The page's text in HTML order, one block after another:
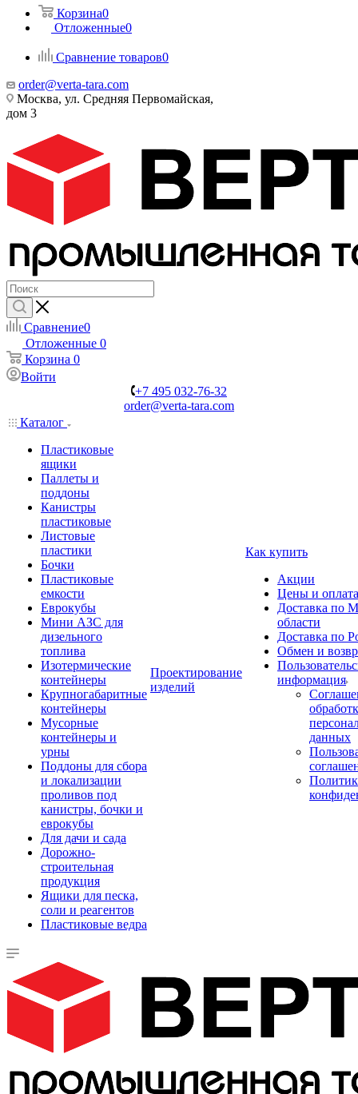
Корзина0
Отложенные0
Сравнение товаров0
order@verta-tara.com
Москва, ул. Средняя Первомайская,
дом 3
Сравнение0
Отложенные 0
Корзина 0
Войти
+7 495 032-76-32
order@verta-tara.com
Каталог
Пластиковые
ящики
Паллеты и
поддоны
Канистры
пластиковые
Листовые
пластики
Бочки
Пластиковые
емкости
Еврокубы
Мини АЗС для
дизельного
топлива
Изотермические
контейнеры
Крупногабаритные
контейнеры
Мусорные
контейнеры и
урны
Поддоны для сбора
и локализации
проливов под
канистры, бочки и
еврокубы
Для дачи и сада
Дорожно-
строительная
продукция
Ящики для песка,
соли и реагентов
Пластиковые ведра
Проектирование
изделий
Как купить
Акции
Цены и оплата
Доставка по
области
Доставка по
Обмен и
информация
данных